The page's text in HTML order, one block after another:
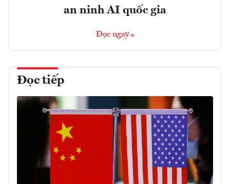
an ninh AI quốc gia
Đọc ngay
Đọc tiếp